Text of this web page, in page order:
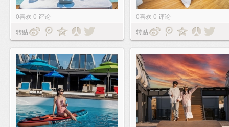
0喜欢 0 评论
转贴
0喜欢 0 评论
转贴